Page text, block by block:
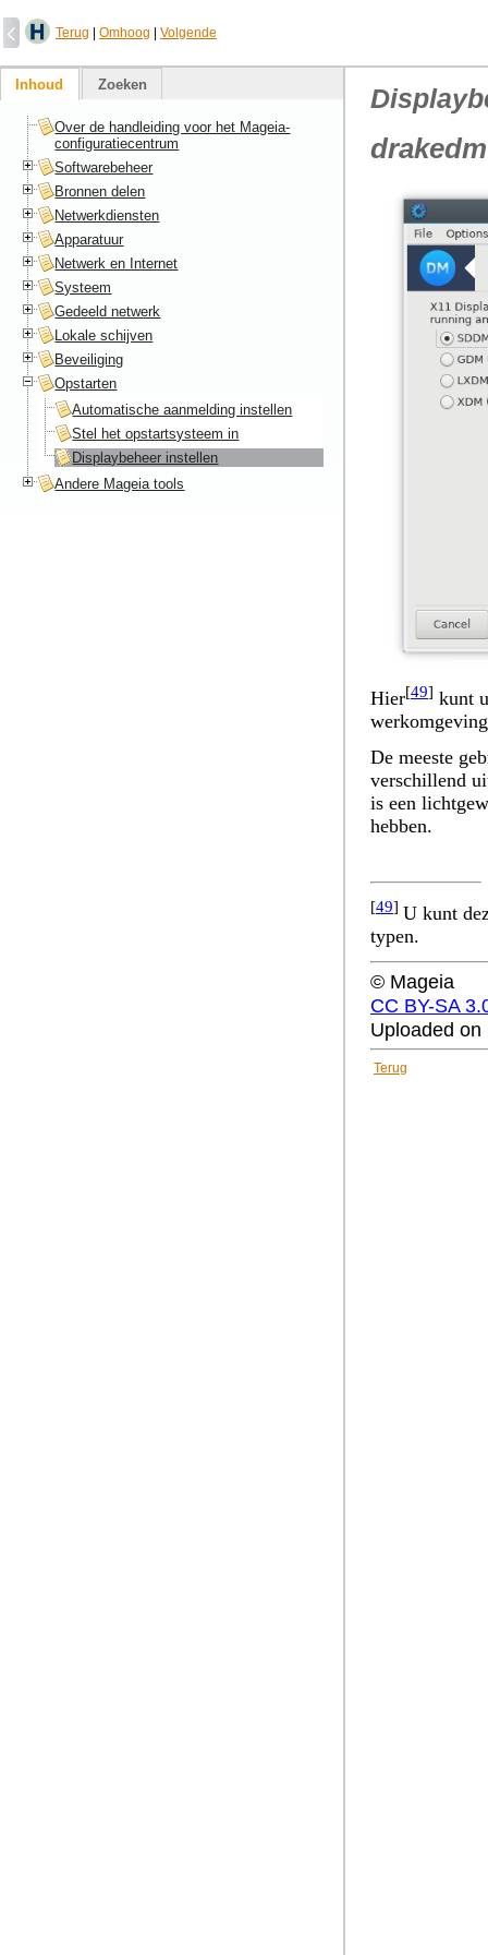
Terug Omhoog Volgende
drakedm
Hier[49] kunt
De meeste
verschillend
is een
hebben.
[49] U kunt
typen.
© Mageia
CC BY-SA
Uploaded
Terug
Inhoud Zoeken
Over de handleiding voor het Mageia-
configuratiecentrum
Softwarebeheer
Bronnen delen
Netwerkdiensten
Apparatuur
Netwerk en Internet
Systeem
Gedeeld netwerk
Lokale schijven
Beveiliging
Opstarten
Automatische aanmelding instellen
Stel het opstartsysteem in
Displaybeheer instellen
Andere Mageia tools